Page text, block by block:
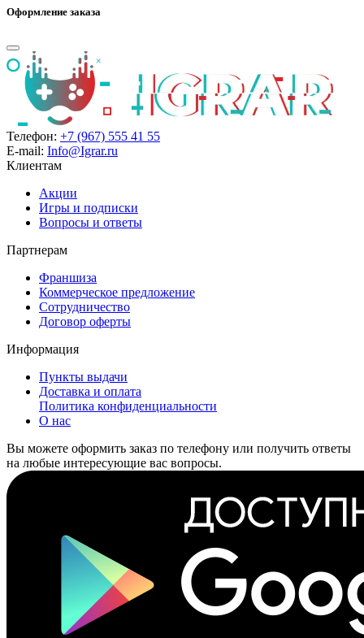
Оформление заказа
Телефон: +7 (967) 555 41 55
E-mail: Info@Igrar.ru
Клиентам
Акции
Игры и подписки
Вопросы и ответы
Партнерам
Франшиза
Коммерческое предложение
Сотрудничество
Договор оферты
Информация
Пункты выдачи
Доставка и оплата
Политика конфиденциальности
О нас
Вы можете оформить заказ по телефону или получить ответы
на любые интересующие вас вопросы.